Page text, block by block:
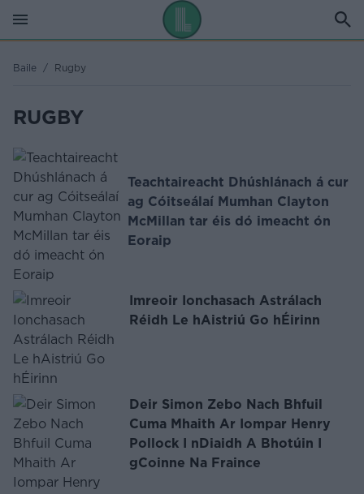
Baile / Rugby
RUGBY
Teachtaireacht Dhúshlánach á cur
ag Cóitseálaí Mumhan Clayton
McMillan tar éis dó imeacht ón
Eoraip
Imreoir Ionchasach Astrálach
Réidh Le hAistriú Go hÉirinn
Deir Simon Zebo Nach Bhfuil
Cuma Mhaith Ar Iompar Henry
Pollock I nDiaidh A Bhotúin I
gCoinne Na Fraince